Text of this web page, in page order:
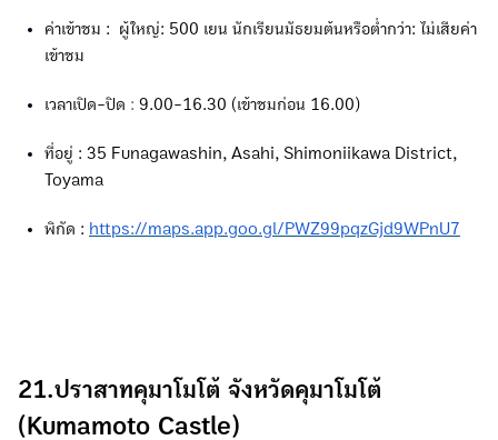
ค่าเข้าชม :
ผู้ใหญ่: 500 เยน นักเรียนมัธยมต้นหรือต่ำกว่า: ไม่เสียค่า
เข้าชม
เวลาเปิด-ปิด : 9.00-16.30 (เข้าชมก่อน 16.00)
ที่อยู่ : 35 Funagawashin, Asahi, Shimoniikawa District,
Toyama
พิกัด : https://maps.app.goo.gl/PWZ99pqzGjd9WPnU7
21.ปราสาทคุมาโมโต้ จังหวัดคุมาโมโต้
(Kumamoto Castle)